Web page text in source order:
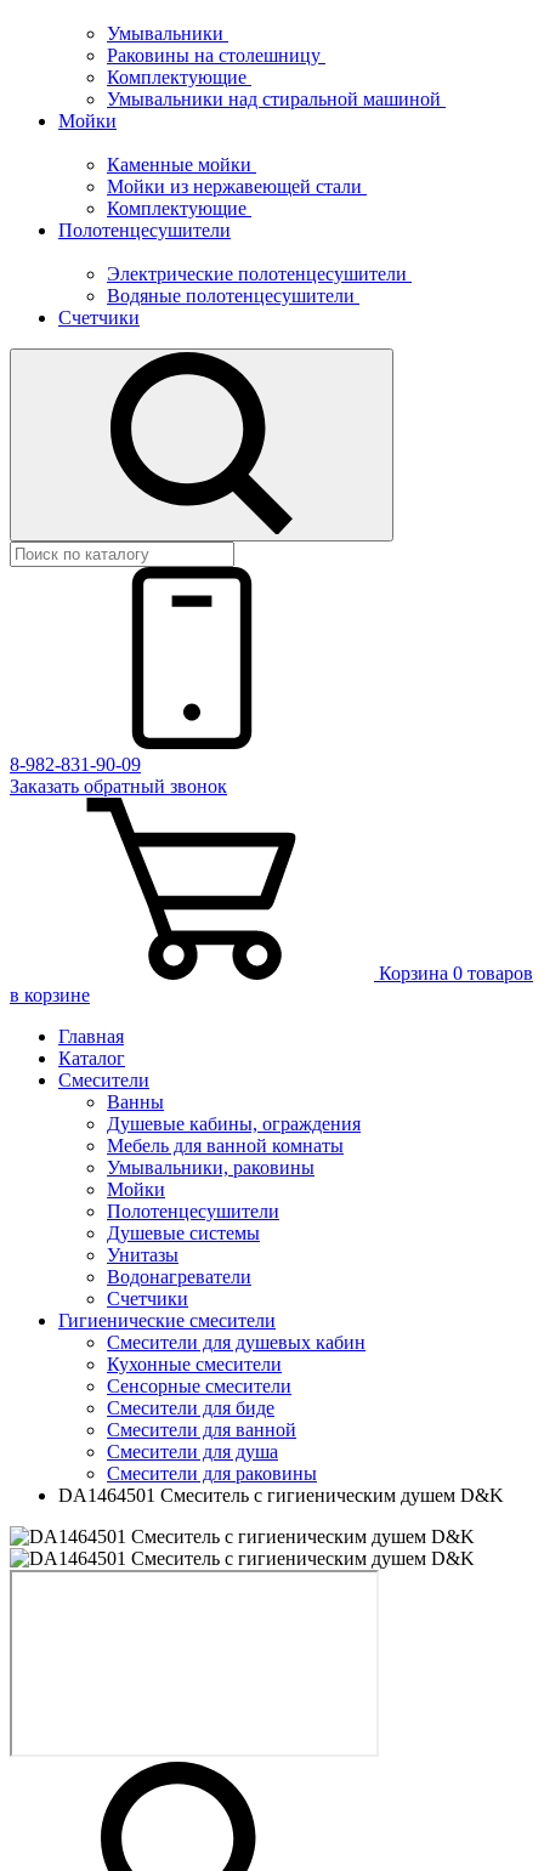
Умывальники
Раковины на столешницу
Комплектующие
Умывальники над стиральной машиной
Мойки
Каменные мойки
Мойки из нержавеющей стали
Комплектующие
Полотенцесушители
Электрические полотенцесушители
Водяные полотенцесушители
Счетчики
8-982-831-90-09
Заказать обратный звонок
Корзина 0 товаров
в корзине
Главная
Каталог
Смесители
Ванны
Душевые кабины, ограждения
Мебель для ванной комнаты
Умывальники, раковины
Мойки
Полотенцесушители
Душевые системы
Унитазы
Водонагреватели
Счетчики
Гигиенические смесители
Смесители для душевых кабин
Кухонные смесители
Сенсорные смесители
Смесители для биде
Смесители для ванной
Смесители для душа
Смесители для раковины
DA1464501 Смеситель с гигиеническим душем D&K